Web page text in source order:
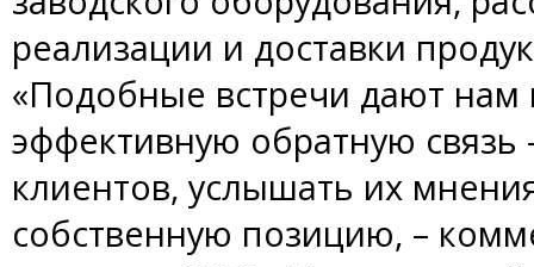
реализации и доставки
«Подобные встречи дают нам
эффективную обратную связь
клиентов, услышать их
собственную позицию, –